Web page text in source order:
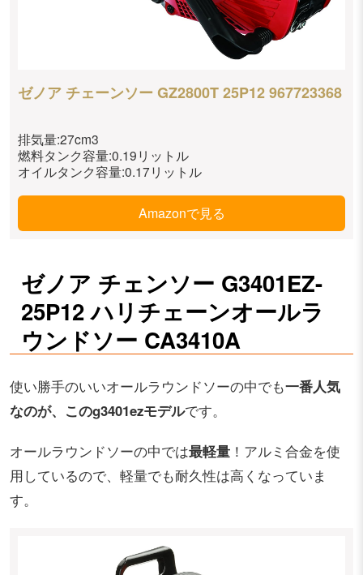
ゼノア チェーンソー GZ2800T 25P12 967723368
排気量:27cm3
燃料タンク容量:0.19リットル
オイルタンク容量:0.17リットル
Amazonで見る
ゼノア チェンソー G3401EZ-
25P12 ハリチェーンオールラ
ウンドソー CA3410A
使い勝手のいいオールラウンドソーの中でも一番人気
なのが、このg3401ezモデルです。
オールラウンドソーの中では最軽量 ！アルミ合金を使
用しているので、軽量でも耐久性は高くなっていま
す。